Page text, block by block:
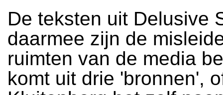
De teksten uit Delusive
daarmee zijn de
ruimten van de media
komt uit drie 'bronnen',